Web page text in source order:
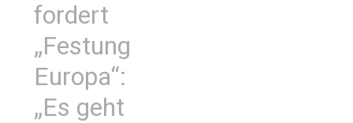
fordert
„Festung
Europa“:
„Es geht